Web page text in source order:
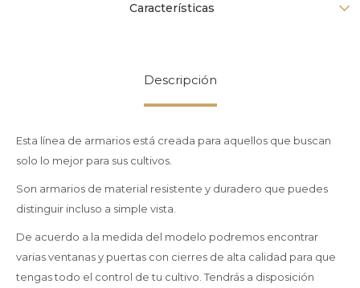
Características
Descripción
Esta línea de armarios está creada para aquellos que buscan
solo lo mejor para sus cultivos.
Son armarios de material resistente y duradero que puedes
distinguir incluso a simple vista.
De acuerdo a la medida del modelo podremos encontrar
varias ventanas y puertas con cierres de alta calidad para que
tengas todo el control de tu cultivo. Tendrás a disposición